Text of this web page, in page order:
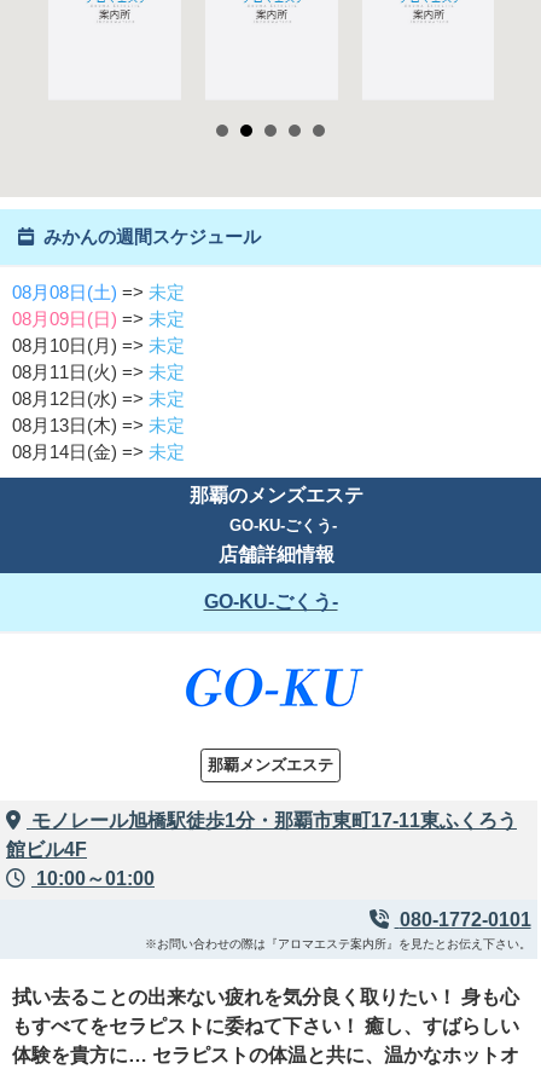
みかんの週間スケジュール
08月08日(土) => 未定
08月09日(日) => 未定
08月10日(月) => 未定
08月11日(火) => 未定
08月12日(水) => 未定
08月13日(木) => 未定
08月14日(金) => 未定
那覇のメンズエステ
GO-KU-ごくう-
店舗詳細情報
GO-KU-ごくう-
那覇メンズエステ
モノレール旭橋駅徒歩1分・那覇市東町17-11東ふくろう
館ビル4F
10:00～01:00
080-1772-0101
※お問い合わせの際は『アロマエステ案内所』を見たとお伝え下さい。
拭い去ることの出来ない疲れを気分良く取りたい！ 身も心
もすべてをセラピストに委ねて下さい！ 癒し、すばらしい
体験を貴方に… セラピストの体温と共に、温かなホットオ